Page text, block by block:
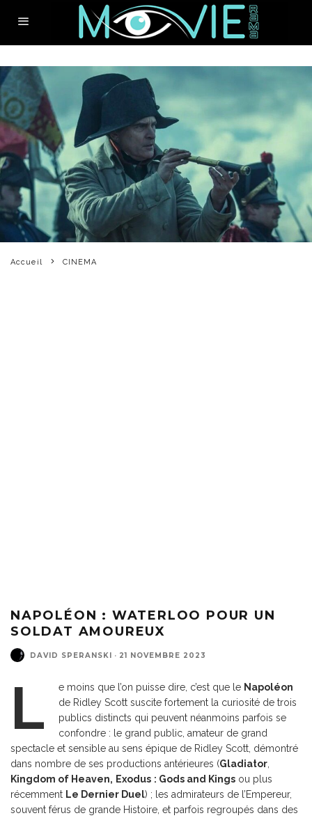
Accueil CINEMA
NAPOLÉON : WATERLOO POUR UN
SOLDAT AMOUREUX
DAVID SPERANSKI · 21 NOVEMBRE 2023
L e moins que l’on puisse dire, c’est que le Napoléon
de Ridley Scott suscite fortement la curiosité de trois
publics distincts qui peuvent néanmoins parfois se
confondre : le grand public, amateur de grand
spectacle et sensible au sens épique de Ridley Scott, démontré
dans nombre de ses productions antérieures (Gladiator,
Kingdom of Heaven, Exodus : Gods and Kings ou plus
récemment Le Dernier Duel) ; les admirateurs de l’Empereur,
souvent férus de grande Histoire, et parfois regroupés dans des